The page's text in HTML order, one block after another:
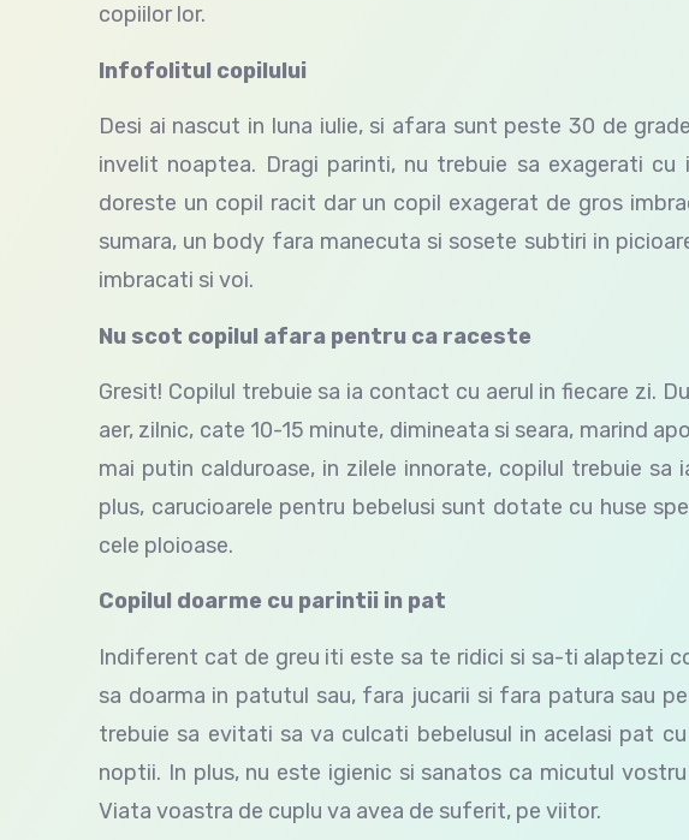
copiilor lor.
Infofolitul copilului
Desi ai nascut in luna iulie, si afara sunt peste 30 de
invelit noaptea. Dragi parinti, nu trebuie sa exagerati
doreste un copil racit dar un copil exagerat de gros
sumara, un body fara manecuta si sosete subtiri in
imbracati si voi.
Nu scot copilul afara pentru ca raceste
Gresit! Copilul trebuie sa ia contact cu aerul in fiecare zi.
aer, zilnic, cate 10-15 minute, dimineata si seara, marind
mai putin calduroase, in zilele innorate, copilul trebuie sa
plus, carucioarele pentru bebelusi sunt dotate cu huse
cele ploioase.
Copilul doarme cu parintii in pat
Indiferent cat de greu iti este sa te ridici si sa-ti alaptezi
sa doarma in patutul sau, fara jucarii si fara patura sau
trebuie sa evitati sa va culcati bebelusul in acelasi pat
noptii. In plus, nu este igienic si sanatos ca micutul
Viata voastra de cuplu va avea de suferit, pe viitor.